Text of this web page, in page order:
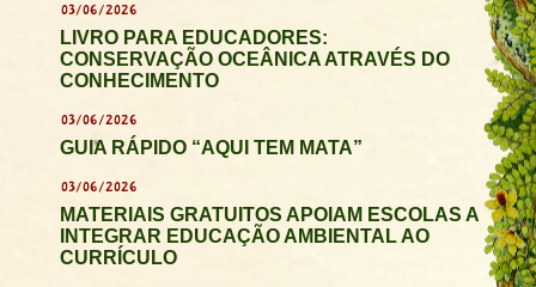
03/06/2026
LIVRO PARA EDUCADORES:
CONSERVAÇÃO OCEÂNICA ATRAVÉS DO
CONHECIMENTO
03/06/2026
GUIA RÁPIDO “AQUI TEM MATA”
03/06/2026
MATERIAIS GRATUITOS APOIAM ESCOLAS A
INTEGRAR EDUCAÇÃO AMBIENTAL AO
CURRÍCULO